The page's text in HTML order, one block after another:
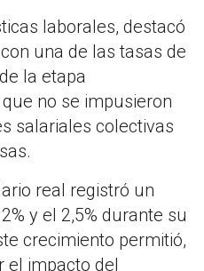
laborales, destacó
una de las tasas de
la etapa
no se impusieron
salariales colectivas
real registró un
y el 2,5% durante su
crecimiento permitió,
el impacto del